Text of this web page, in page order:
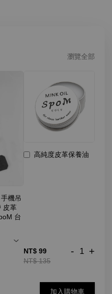
瀏覽全部
機吊
皮革
台
高純度皮革保養油
NT$ 99
NT$ 135
- +
加入購物車